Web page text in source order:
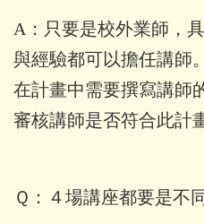
A：只要是校外業師，
與經驗都可以擔任講師
在計畫中需要撰寫講師
審核講師是否符合此計
Ｑ： ４場講座都要是不